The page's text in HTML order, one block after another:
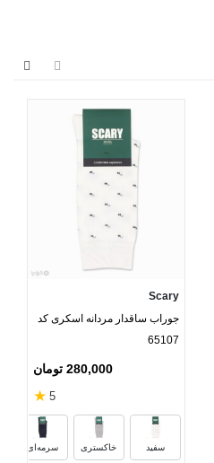
مشکی سبز مشکی زرشکی
Scary
جوراب ساقدار مردانه اسکری کد
65107
280,000 تومان
5
★
سفید خاکستری سرمه‌ای